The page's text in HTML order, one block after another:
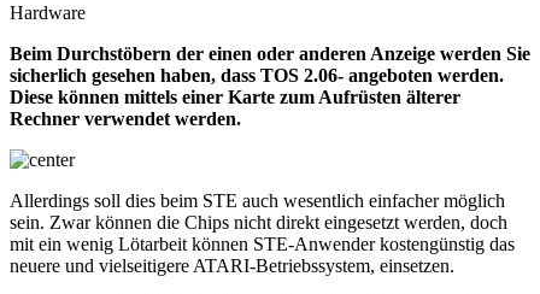
Hardware
Beim Durchstöbern der einen oder anderen Anzeige werden Sie
sicherlich gesehen haben, dass TOS 2.06- angeboten werden.
Diese können mittels einer Karte zum Aufrüsten älterer
Rechner verwendet werden.
Allerdings soll dies beim STE auch wesentlich einfacher möglich
sein. Zwar können die Chips nicht direkt eingesetzt werden, doch
mit ein wenig Lötarbeit können STE-Anwender kostengünstig das
neuere und vielseitigere ATARI-Betriebssystem, einsetzen.